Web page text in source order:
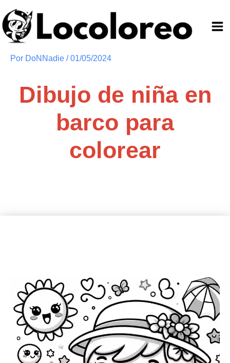
al
contenido
Por DoNNadie /01/05/2024
Dibujo de niña en
barco para
colorear